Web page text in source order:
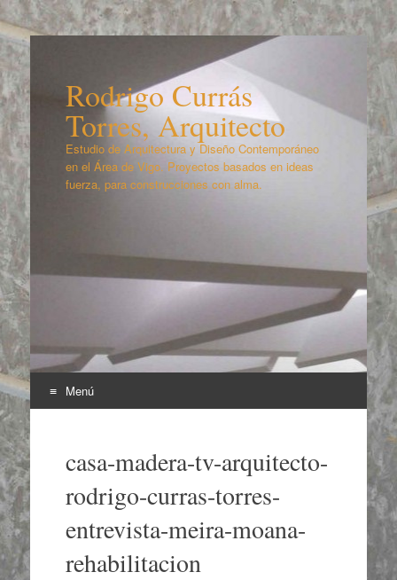
Rodrigo Currás
Torres, Arquitecto
Estudio de Arquitectura y Diseño Contemporáneo
en el Área de Vigo. Proyectos basados en ideas
fuerza, para construcciones con alma.
Menú
contenidocasa-madera-tv-arquitecto-
rodrigo-curras-torres-
entrevista-meira-moana-
rehabilitacion